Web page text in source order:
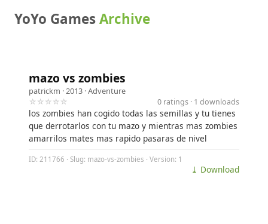
YoYo GamesArchive
mazo vs zombies
patrickm · 2013 ·Adventure
☆☆☆☆☆
0 ratings · 1 downloads
los zombies han cogido todas las semillas y tu tienes
que derrotarlos con tu mazo y mientras mas zombies
amarrilos mates mas rapido pasaras de nivel
ID: 211766 · Slug: mazo-vs-zombies · Version: 1
⤓ Download